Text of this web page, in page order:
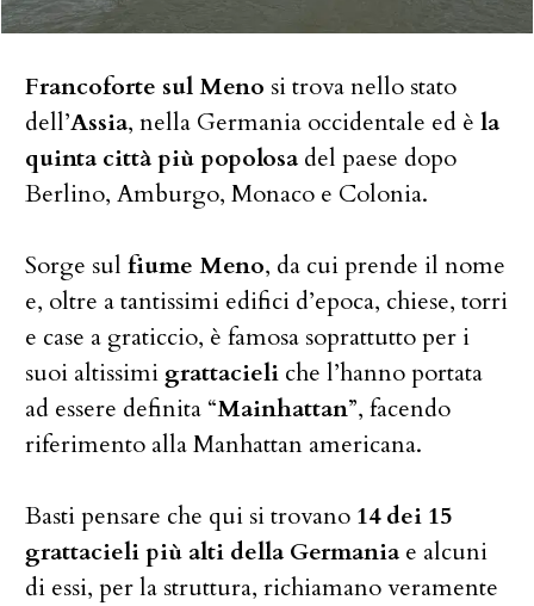
Francoforte sul Meno si trova nello stato
dell’Assia, nella Germania occidentale ed è la
quinta città più popolosa del paese dopo
Berlino, Amburgo, Monaco e Colonia.
Sorge sul fiume Meno, da cui prende il nome
e, oltre a tantissimi edifici d’epoca, chiese, torri
e case a graticcio, è famosa soprattutto per i
suoi altissimi grattacieli che l’hanno portata
ad essere definita “Mainhattan”, facendo
riferimento alla Manhattan americana.
Basti pensare che qui si trovano 14 dei 15
grattacieli più alti della Germania e alcuni
di essi, per la struttura, richiamano veramente